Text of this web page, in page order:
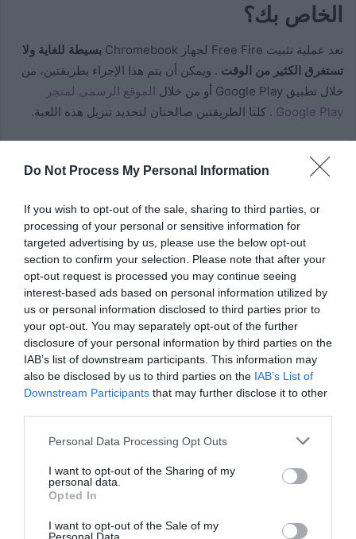
Do Not Process My Personal Information
If you wish to opt-out of the sale, sharing to third parties, or
processing of your personal or sensitive information for
targeted advertising by us, please use the below opt-out
section to confirm your selection. Please note that after your
opt-out request is processed you may continue seeing
interest-based ads based on personal information utilized by
us or personal information disclosed to third parties prior to
your opt-out. You may separately opt-out of the further
disclosure of your personal information by third parties on the
IAB’s list of downstream participants. This information may
also be disclosed by us to third parties on the IAB’s List of
Downstream Participants that may further disclose it to other
Personal Data Processing Opt Outs
I want to opt-out of the Sharing of my
personal data.
Opted In
I want to opt-out of the Sale of my
الخاص بك؟
تعد عملية تثبيت Free Fire لجهاز Chromebook
بسيطة للغاية ولا
تستغرق الكثير من الوقت . ويمكن أن يتم هذا الإجراء بطريقتين، من
خلال تطبيق Google Play أو من خلال
الموقع الرسمي لمتجر
Google Play . كلتا الطريقتين صالحتان لتحديد تنزيل هذه اللعبة.
نظام التشغيل Chrome
. إذا كان الكمبيوتر المحمول لديه إصدار
تحسينًا ويمكنه أداء وظائف ألعاب الفيديو بشكل إيجابي.
إذا قمت بذلك من تطبيق Google Play
التطبيق الرسمي من متجر Google Play،
يتم تضمينه افتراضيًا
ضمن نظام تشغيل أجهزة كمبيوتر Chromebook.
، مما يسهل تحديد
موقعه. على شاشة الكمبيوتر الرئيسية يجب عليك الذهاب إلى أيقونة
متجر Google Play والنقر عليها، ثم يجب عليك كتابة “Free Fire”
في محرك البحث.
محدثة إلى أحدث إصدار للكمبيوتر الشخصي؟
من بين الخيارات المختلفة المتاحة، يجب عليك النقر على النسخة
لعبة الفيديو وستنتقل إلى تحديد “تثبيت”. سيبدأ التنزيل على الفور،